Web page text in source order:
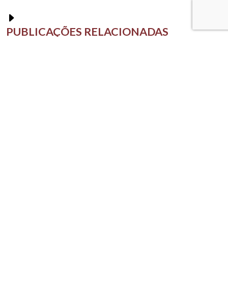
PUBLICAÇÕES RELACIONADAS